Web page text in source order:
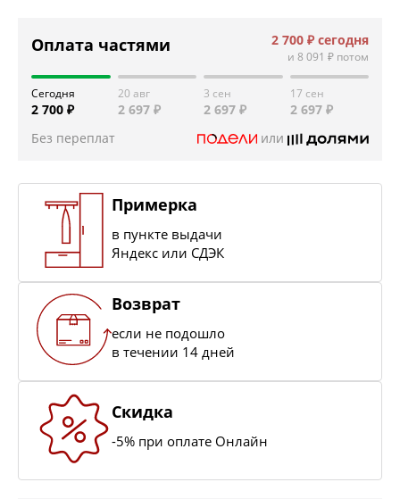
Оплата частями 2 700 ₽ сегодня
и 8 091 ₽ потом
Сегодня
2 700 ₽
20 авг
2 697 ₽
3 сен
2 697 ₽
17 сен
2 697 ₽
Без переплат
или
Примерка
в пункте выдачи
Яндекс или СДЭК
Возврат
если не подошло
в течении 14 дней
Скидка
-5% при оплате Онлайн